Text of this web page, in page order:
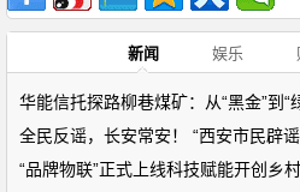
新闻 娱乐
华能信托探路柳巷煤矿：从“黑金”到“
全民反谣，长安常安！ “西安市民辟
“品牌物联”正式上线科技赋能开创乡